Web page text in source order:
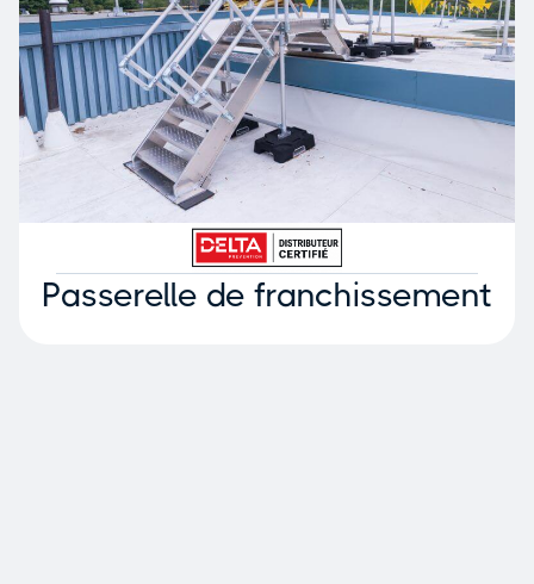
Passerelle de franchissement